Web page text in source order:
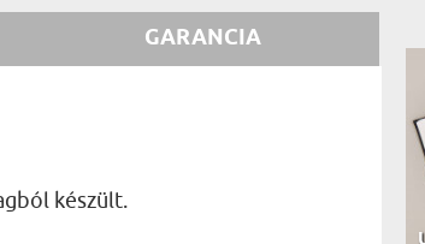
GARANCIA
készült.